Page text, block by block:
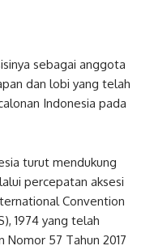
sebagai anggota
dan lobi yang telah
Indonesia pada
turut mendukung
percepatan aksesi
Convention
1974 yang telah
Nomor 57 Tahun 2017